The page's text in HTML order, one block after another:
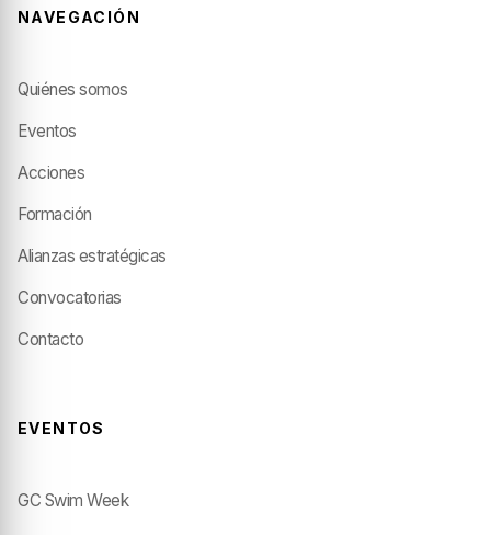
NAVEGACIÓN
Quiénes somos
Eventos
Acciones
Formación
Alianzas estratégicas
Convocatorias
Contacto
EVENTOS
GC Swim Week